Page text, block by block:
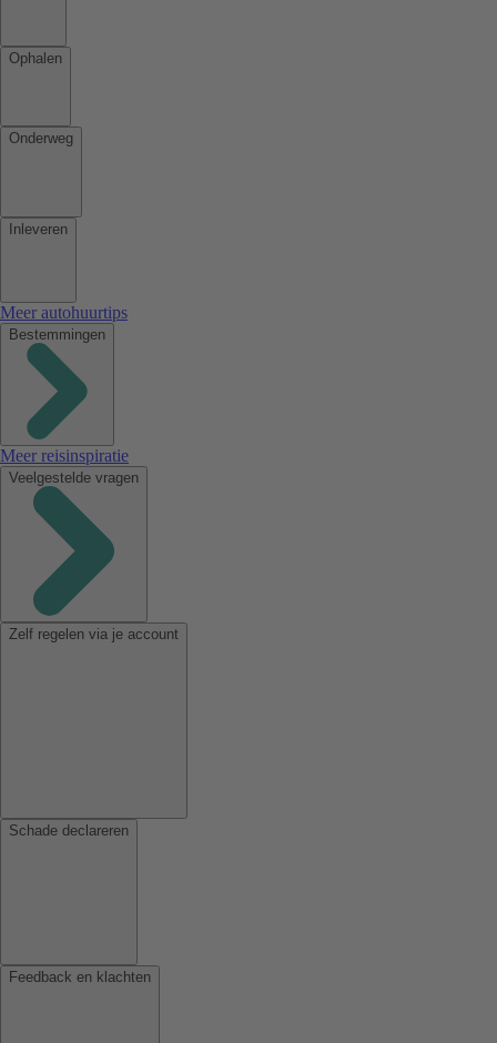
Ophalen
Onderweg
Inleveren
Meer autohuurtips
Bestemmingen
Meer reisinspiratie
Veelgestelde vragen
Zelf regelen via je account
Schade declareren
Feedback en klachten